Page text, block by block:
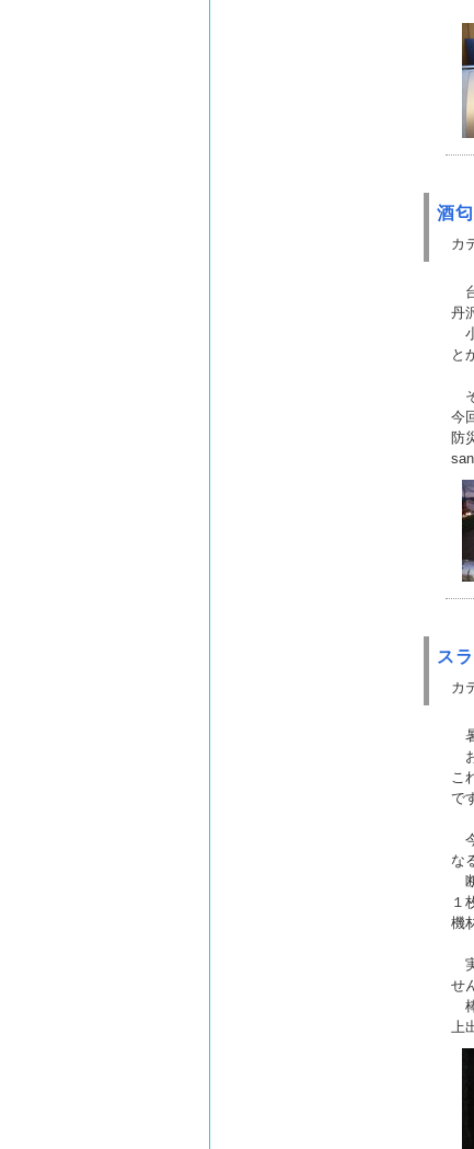
酒
カ
丹
と
今
防
ス
カ
こ
で
な
１
機
せ
上